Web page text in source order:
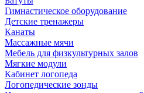
Гимнастическое оборудование
Детские тренажеры
Канаты
Массажные мячи
Мебель для физкультурных залов
Мягкие модули
Кабинет логопеда
Логопедические зонды